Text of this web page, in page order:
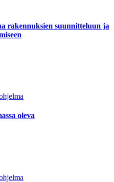
rakennuksien suunnitteluun ja
oleva